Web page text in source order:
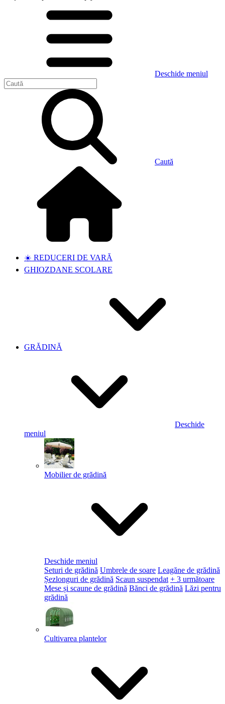
Deschide meniul
Caută
☀️ REDUCERI DE VARĂ
GHIOZDANE SCOLARE
GRĂDINĂ
Deschide
meniul
Mobilier de grădină
Deschide meniul
Seturi de grădină Umbrele de soare Leagăne de grădină
Șezlonguri de grădină Scaun suspendat + 3 următoare
Mese și scaune de grădină Bănci de grădină Lăzi pentru
grădină
Cultivarea plantelor